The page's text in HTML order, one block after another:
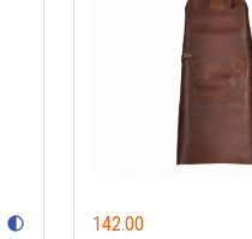
contrast 142.00